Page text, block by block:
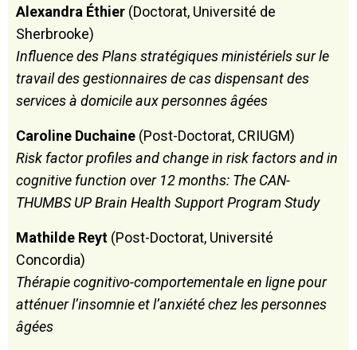
Alexandra Éthier (Doctorat, Université de
Sherbrooke)
Influence des Plans stratégiques ministériels sur le
travail des gestionnaires de cas dispensant des
services à domicile aux personnes âgées
Caroline Duchaine (Post-Doctorat, CRIUGM)
Risk factor profiles and change in risk factors and in
cognitive function over 12 months: The CAN-
THUMBS UP Brain Health Support Program Study
Mathilde Reyt (Post-Doctorat, Université
Concordia)
Thérapie cognitivo-comportementale en ligne pour
atténuer l’insomnie et l’anxiété chez les personnes
âgées